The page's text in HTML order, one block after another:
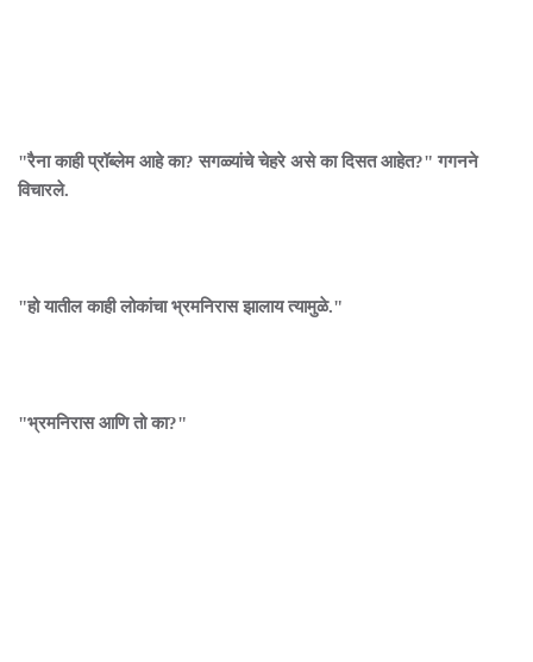
"रैना काही प्रॉब्लेम आहे का? सगळ्यांचे चेहरे असे का दिसत आहेत?" गगनने
विचारले.
"हो यातील काही लोकांचा भ्रमनिरास झालाय त्यामुळे."
"भ्रमनिरास आणि तो का?"